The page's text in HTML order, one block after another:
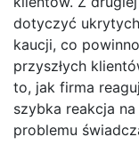
dotyczyć
kaucji, co
przyszłych
to, jak firma
szybka reakcja
problemu